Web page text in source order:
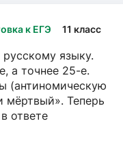
к ЕГЭ 11 класс
языку.
а точнее 25-е.
(антиномическую
мёртвый». Теперь
ответе